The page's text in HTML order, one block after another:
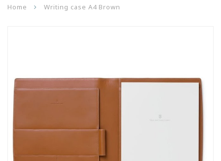
Home Writing case A4 Brown